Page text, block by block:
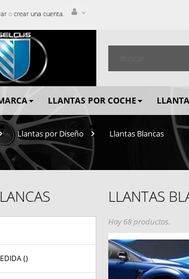
o crear una cuenta.
LLANTAS POR COCHE
> Llantas por Diseño Llantas Blancas
()
LLANTAS
Hay 68 productos.